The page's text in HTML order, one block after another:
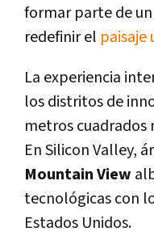
formar parte de
redefinir el paisaje
La experiencia
los distritos de
metros cuadrados
En Silicon Valley,
Mountain View
tecnológicas con
Estados Unidos.